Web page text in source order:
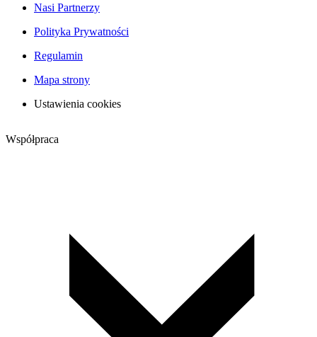
Nasi Partnerzy
Polityka Prywatności
Regulamin
Mapa strony
Ustawienia cookies
Współpraca